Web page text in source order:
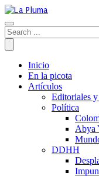
Inicio
En la picota
Artículos
Editoriales
Política
Abya
DDHH